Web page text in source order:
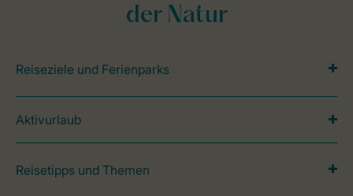
der Natur
Reiseziele und Ferienparks
Aktivurlaub
Reisetipps und Themen